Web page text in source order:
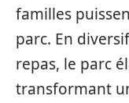
familles
parc. En
repas, le parc
transformant